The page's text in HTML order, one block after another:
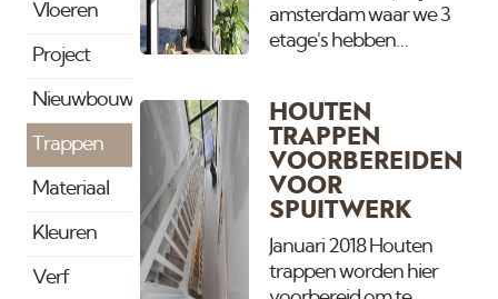
Vloeren
Project
Nieuwbouw
Trappen
Materiaal
Kleuren
Verf
in de op de wanden,
plafonds en houtwerk
amsterdam waar we 3
etage's hebben
Altijd leuk om het dan
even echt af te zien. Alle
wanden en plafonds zijn
hier voorzien van Primer
en daarna met
Sigma/brandertex
buitenkwaliteit
HOUTEN
TRAPPEN
VOORBEREIDEN
VOOR
SPUITWERK
Januari 2018 Houten
trappen worden hier